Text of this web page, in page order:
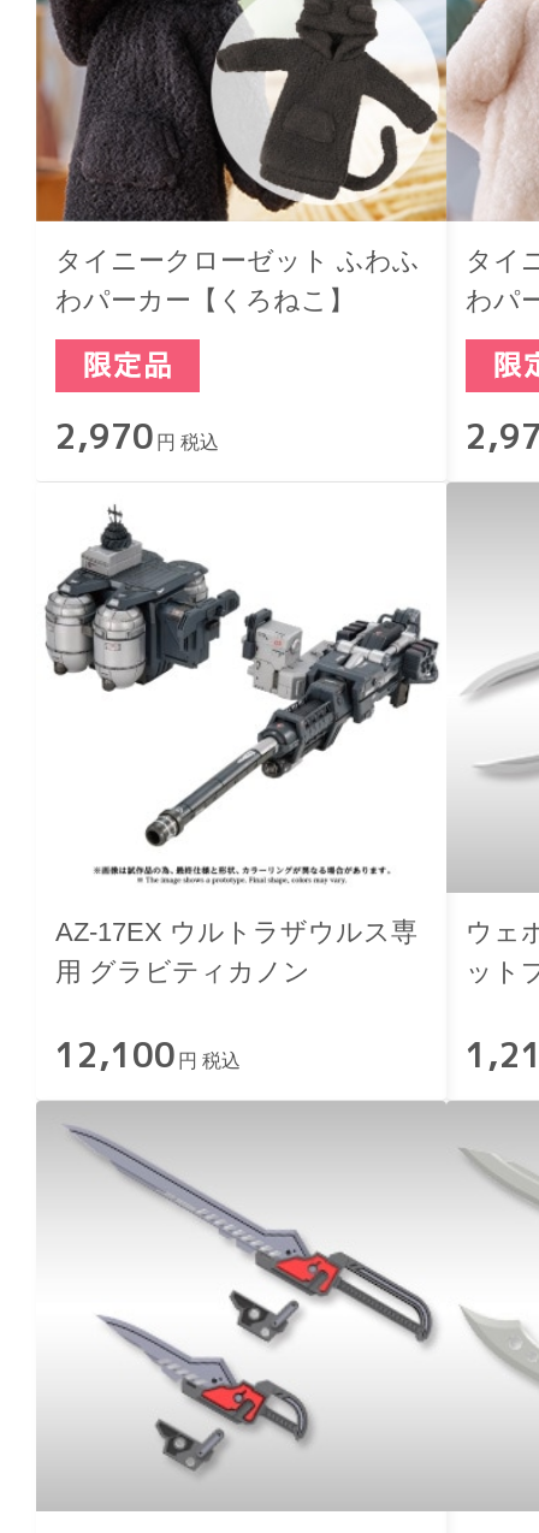
タイニークローゼット ふわふ
わパーカー【くろねこ】
2,970 円 税込
タイ
わパ
AZ-17EX ウルトラザウルス専
用 グラビティカノン
12,100 円 税込
ウェ
ット